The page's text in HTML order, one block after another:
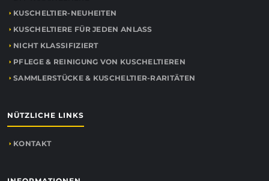
KUSCHELTIER-NEUHEITEN
KUSCHELTIERE FÜR JEDEN ANLASS
NICHT KLASSIFIZIERT
PFLEGE & REINIGUNG VON KUSCHELTIEREN
SAMMLERSTÜCKE & KUSCHELTIER-RARITÄTEN
NÜTZLICHE LINKS
KONTAKT